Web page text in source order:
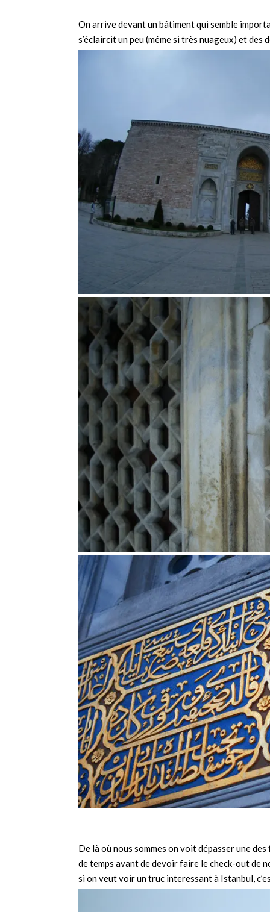
On arrive devant un bâtiment qui semble
s’éclaircit un peu (même si très nuageux) et
De là où nous sommes on voit dépasser une
de temps avant de devoir faire le check-out de
si on veut voir un truc interessant à Istanbul,